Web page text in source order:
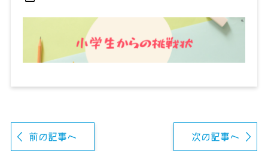
前の記事へ 次の記事へ